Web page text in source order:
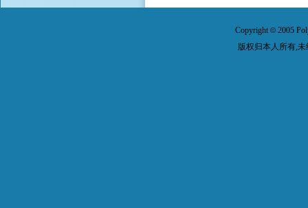
Copyright© 2005
版权归本人所有,